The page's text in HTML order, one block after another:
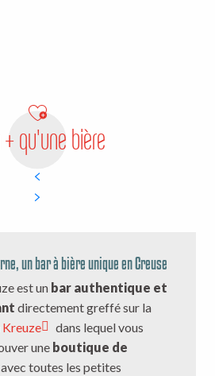
qu'une bière
un bar à bière unique en Creuse
est un bar authentique et
directement greffé sur la
dans lequel vous
une boutique de
avec toutes les petites